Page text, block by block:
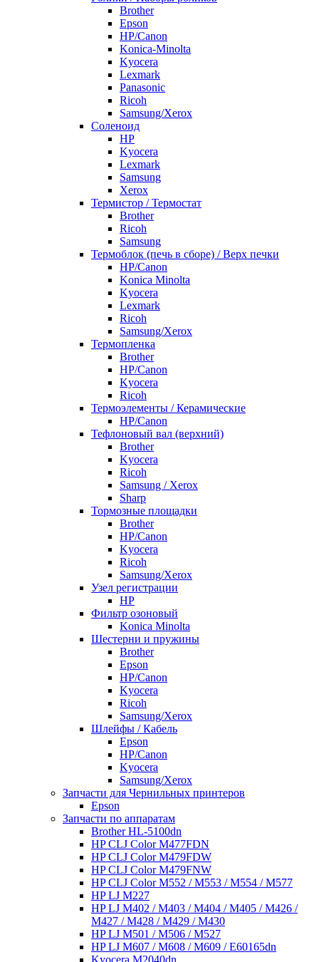
Brother
Epson
HP/Canon
Konica-Minolta
Kyocera
Lexmark
Panasonic
Ricoh
Samsung/Xerox
Соленоид
HP
Kyocera
Lexmark
Samsung
Xerox
Термистор / Термостат
Brother
Ricoh
Samsung
Термоблок (печь в сборе) / Верх печки
HP/Canon
Konica Minolta
Kyocera
Lexmark
Ricoh
Samsung/Xerox
Термопленка
Brother
HP/Canon
Kyocera
Ricoh
Термоэлементы / Керамические
HP/Canon
Тефлоновый вал (верхний)
Brother
Kyocera
Ricoh
Samsung / Xerox
Sharp
Тормозные площадки
Brother
HP/Canon
Kyocera
Ricoh
Samsung/Xerox
Узел регистрации
HP
Фильтр озоновый
Konica Minolta
Шестерни и пружины
Brother
Epson
HP/Canon
Kyocera
Ricoh
Samsung/Xerox
Шлейфы / Кабель
Epson
HP/Canon
Kyocera
Samsung/Xerox
Запчасти для Чернильных принтеров
Epson
Запчасти по аппаратам
Brother HL-5100dn
HP CLJ Color M477FDN
HP CLJ Color M479FDW
HP CLJ Color M479FNW
HP CLJ Color M552 / M553 / M554 / M577
HP LJ M227
HP LJ M402 / M403 / M404 / M405 / M426 /
M427 / M428 / M429 / M430
HP LJ M501 / M506 / M527
HP LJ M607 / M608 / M609 / E60165dn
Kyocera M2040dn